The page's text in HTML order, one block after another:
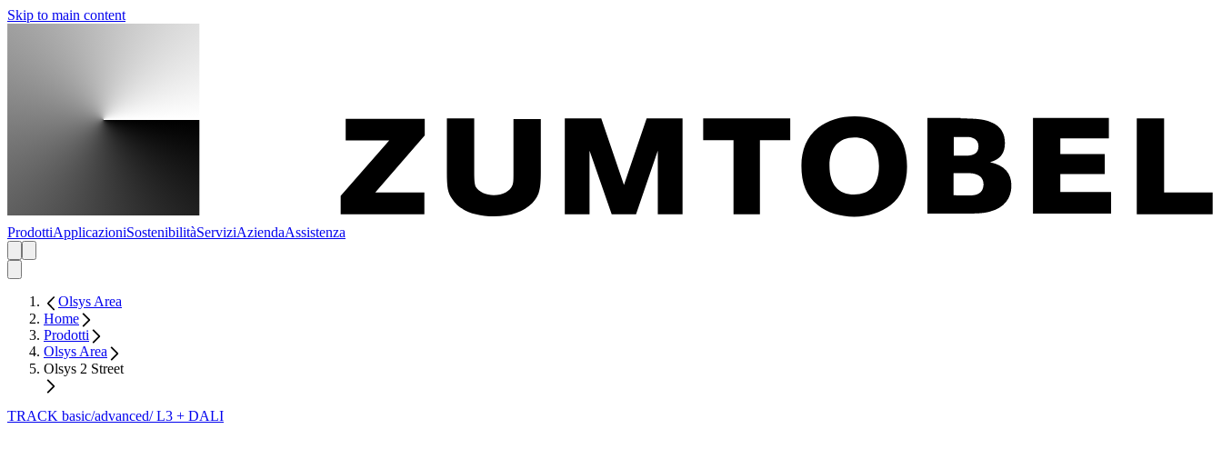
Skip to main content
ProdottiApplicazioniSostenibilitàServiziAziendaAssistenza
Olsys Area
Home
Prodotti
Olsys Area
Olsys 2 Street
TRACK basic/advanced/ L3 + DALI